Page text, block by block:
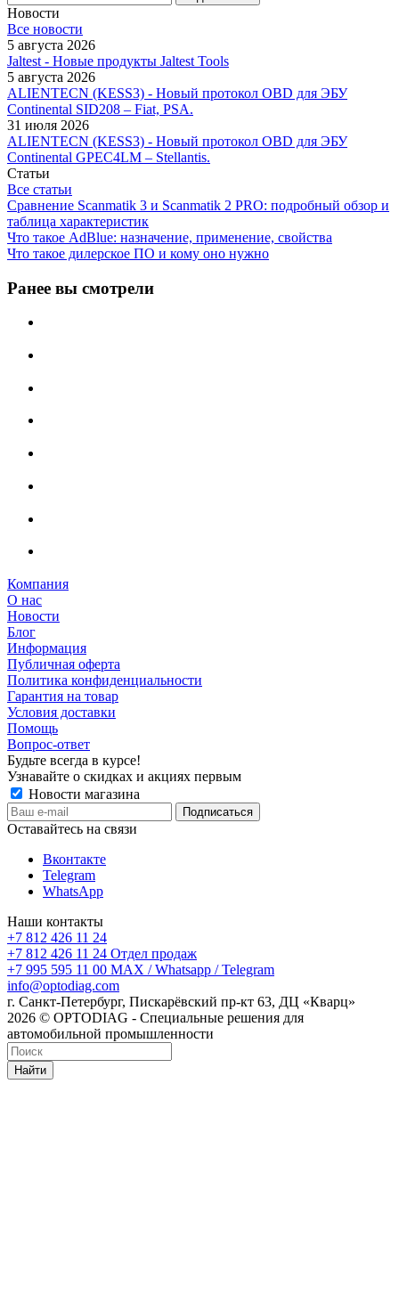
Новости
Все новости
5 августа 2026
Jaltest - Новые продукты Jaltest Tools
5 августа 2026
ALIENTECN (KESS3) - Новый протокол OBD для ЭБУ
Continental SID208 – Fiat, PSA.
31 июля 2026
ALIENTECN (KESS3) - Новый протокол OBD для ЭБУ
Continental GPEC4LM – Stellantis.
Статьи
Все статьи
Сравнение Scanmatik 3 и Scanmatik 2 PRO: подробный обзор и
таблица характеристик
Что такое AdBlue: назначение, применение, свойства
Что такое дилерское ПО и кому оно нужно
Ранее вы смотрели
Компания
О нас
Новости
Блог
Информация
Публичная оферта
Политика конфиденциальности
Гарантия на товар
Условия доставки
Помощь
Вопрос-ответ
Будьте всегда в курсе!
Узнавайте о скидках и акциях первым
Новости магазина
Оставайтесь на связи
Вконтакте
Telegram
WhatsApp
Наши контакты
+7 812 426 11 24
+7 812 426 11 24 Отдел продаж
+7 995 595 11 00 MAX / Whatsapp / Telegram
info@optodiag.com
г. Санкт-Петербург, Пискарёвский пр-кт 63, ДЦ «Кварц»
2026 © OPTODIAG - Специальные решения для
автомобильной промышленности
Найти